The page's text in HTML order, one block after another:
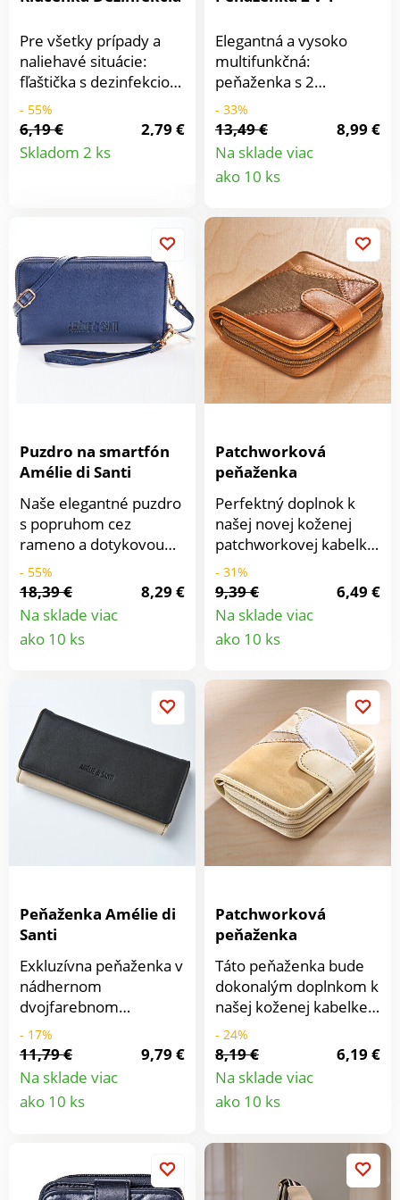
Pre všetky prípady a
naliehavé situácie:
fľaštička s dezinfekciou
ako prívesok na kľúče.
V prípade potreby je
okamžite poruke -
šikovne ukrytá a
- 55%
6,19 €
2,79 €
Skladom 2 ks
Detail
Elegantná a vysoko
multifunkčná:
peňaženka s 2
priehradkami na zips,
priehradkami na karty,
krúžkom na kľúče a
pútkom na zápästie –
všetko vo vnútri a vždy
- 33%
13,49 €
8,99 €
Na sklade viac
ako 10 ks
Puzdro na smartfón
Amélie di Santi
Naše elegantné puzdro
s popruhom cez
rameno a dotykovou
fóliou Vám poskytne
okamžitý prístup k
telefónu. Zároveň slúži
ako peňaženka s
mnohými
- 55%
18,39 €
8,29 €
Na sklade viac
ako 10 ks
Patchworková
peňaženka
Perfektný doplnok k
našej novej koženej
patchworkovej kabelke
v krásnych hnedých
tónoch. S mnohými
priehradkami,
priehľadnou
priehradkou a
so zipsom.
- 31%
9,39 €
6,49 €
Na sklade viac
ako 10 ks
Peňaženka Amélie di
Santi
Exkluzívna peňaženka v
nádhernom
dvojfarebnom
koženom vzhľade má
10 zásuvných
priehradiek, 2
priehľadné okienka,
priehradku na mince na
- 17%
11,79 €
9,79 €
Na sklade viac
ako 10 ks
Patchworková
peňaženka
Táto peňaženka bude
dokonalým doplnkom k
našej koženej kabelke
vo svetlých prírodných
tónoch. Prehľadné
členenie s mnohými
priehradkami,
okienkom a
- 24%
8,19 €
6,19 €
Na sklade viac
ako 10 ks